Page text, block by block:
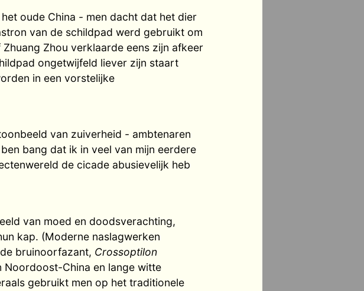
oude China - men dacht dat het dier
van de schildpad werd gebruikt om
Zhou verklaarde eens zijn afkeer
ongetwijfeld liever zijn staart
in een vorstelijke
van zuiverheid - ambtenaren
bang dat ik in veel van mijn eerdere
de cicade abusievelijk heb
van moed en doodsverachting,
kap. (Moderne naslagwerken
bruinoorfazant, Crossoptilon
China en lange witte
gebruikt men op het traditionele